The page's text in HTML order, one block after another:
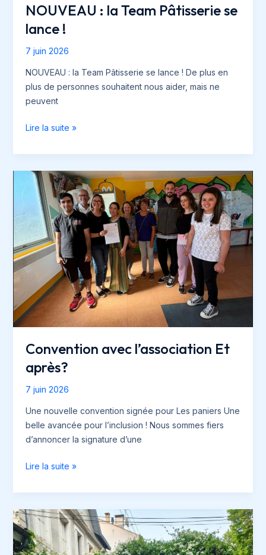
NOUVEAU : la Team Pâtisserie se
lance !
7 juin 2026
NOUVEAU : la Team Pâtisserie se lance ! De plus en
plus de personnes souhaitent nous aider, mais ne
peuvent
NOUVEAU
la
Team
Pâtisserie
lance
Lire la suite »
Convention avec l’association Et
après?
7 juin 2026
Une nouvelle convention signée pour Les paniers Une
belle avancée pour l’inclusion ! Nous sommes fiers
d’annoncer la signature d’une
Convention
l’association
Et
après?
Lire la suite »